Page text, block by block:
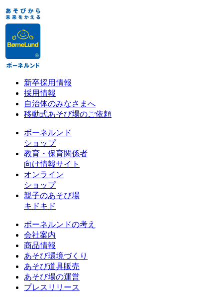
新卒採用情報
採用情報
自治体のみなさまへ
移動式あそび場のご依頼
ボーネルンド
ショップ
教育・保育関係者
向け情報サイト
オンライン
ショップ
親子のあそび場
キドキド
ボーネルンドの考え
会社案内
商品情報
あそび環境づくり
あそび道具販売
あそび場の運営
プレスリリース